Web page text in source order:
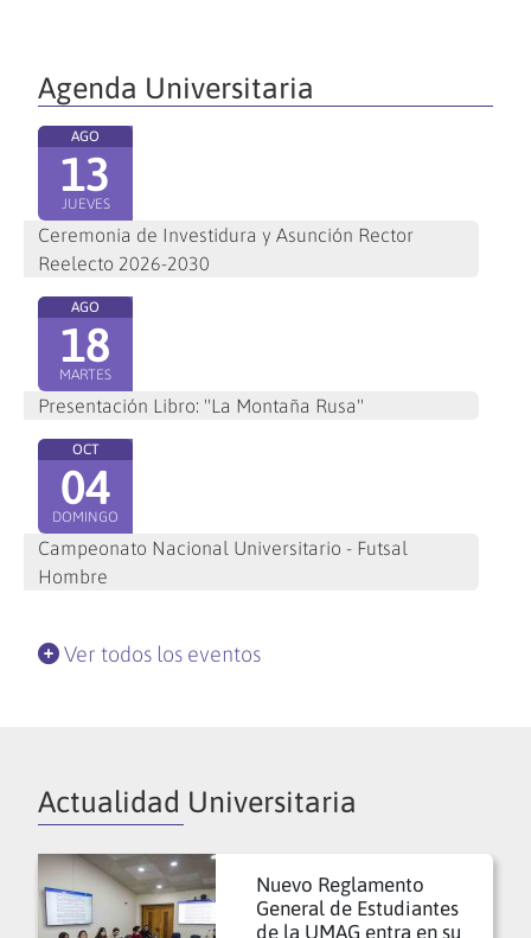
Agenda Universitaria
AGO
13
JUEVES
Ceremonia de Investidura y Asunción Rector
Reelecto 2026-2030
AGO
18
MARTES
Presentación Libro: "La Montaña Rusa"
OCT
04
DOMINGO
Campeonato Nacional Universitario - Futsal
Hombre
Ver todos los eventos
Actualidad Universitaria
Nuevo Reglamento
General de Estudiantes
de la UMAG entra en su